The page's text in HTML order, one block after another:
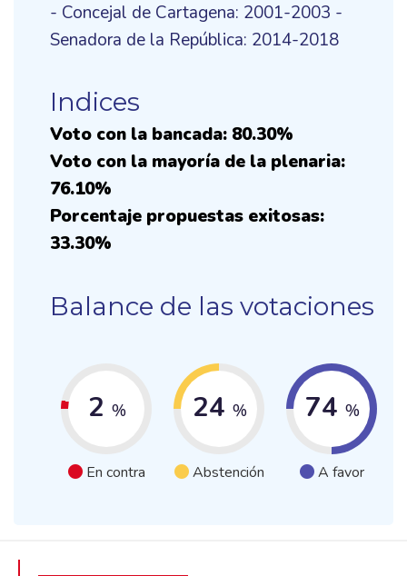
- Concejal de Cartagena: 2001-2003 -
Senadora de la República: 2014-2018
Indices
Voto con la bancada: 80.30%
Voto con la mayoría de la plenaria:
76.10%
Porcentaje propuestas exitosas:
33.30%
Balance de las votaciones
2 %
En contra
24 %
Abstención
74 %
A favor